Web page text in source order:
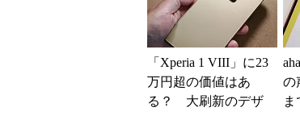
「Xperia 1 VIII」に23
万円超の価値はあ
る？ 大刷新のデザ
の